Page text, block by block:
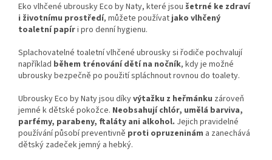
Eko vlhčené ubrousky Eco by Naty, které jsou šetrné ke zdraví
i životnímu prostředí, můžete používatjako vlhčený
toaletní papíri pro denní hygienu.
Splachovatelné toaletní vlhčené ubrousky si řodiče pochvalují
například během trénování dětí na nočník, kdy je možné
ubrousky bezpečně po použití spláchnout rovnou do toalety.
Ubrousky Eco by Naty jsou díkyvýtažku z heřmánku zároveň
jemné k dětské pokožce. Neobsahují chlór, umělá barviva,
parfémy, parabeny, ftaláty ani alkohol. Jejich pravidelné
používání působí preventivně proti opruzeninám a zanechává
dětský zadeček jemný a hebký.